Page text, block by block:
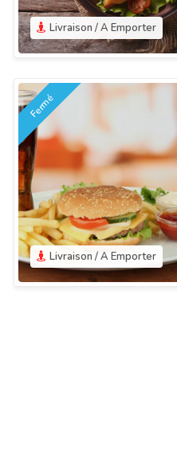
Livraison / A Emporter
Livraison / A Emporter
Fermé